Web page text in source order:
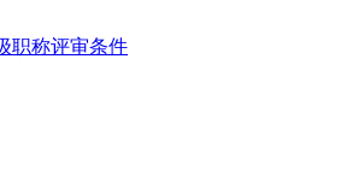
职称评审条件